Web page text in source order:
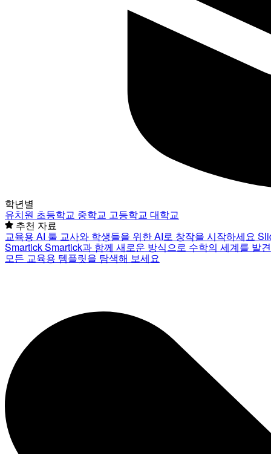
학년별
유치원 초등학교 중학교 고등학교 대학교
추천 자료
교육용 AI 툴 교사와 학생들을 위한 AI로 창작을 시작하세요
SmartickSmartick과 함께 새로운 방식으로 수학의 세계를 발
모든 교육용 템플릿을 탐색해 보세요